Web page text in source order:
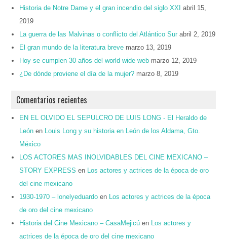
Historia de Notre Dame y el gran incendio del siglo XXI
abril 15,
2019
La guerra de las Malvinas o conflicto del Atlántico Sur abril 2, 2019
El gran mundo de la literatura breve marzo 13, 2019
Hoy se cumplen 30 años del world wide web marzo 12, 2019
¿De dónde proviene el día de la mujer? marzo 8, 2019
Comentarios recientes
EN EL OLVIDO EL SEPULCRO DE LUIS LONG - El Heraldo de
León en
Louis Long y su historia en León de los Aldama, Gto.
México
LOS ACTORES MAS INOLVIDABLES DEL CINE MEXICANO –
STORY EXPRESS en
Los actores y actrices de la época de oro
del cine mexicano
1930-1970 – lonelyeduardo en
Los actores y actrices de la época
de oro del cine mexicano
Historia del Cine Mexicano – CasaMejicú en
Los actores y
actrices de la época de oro del cine mexicano